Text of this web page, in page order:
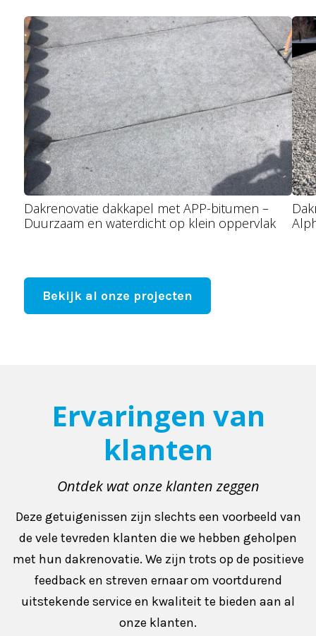
Dakrenovatie dakkapel met APP-bitumen –
Duurzaam en waterdicht op klein oppervlak
Bekijk al onze projecten
Ervaringen van
klanten
Ontdek wat onze klanten zeggen
Deze getuigenissen zijn slechts een voorbeeld van
de vele tevreden klanten die we hebben geholpen
met hun dakrenovatie. We zijn trots op de positieve
feedback en streven ernaar om voortdurend
uitstekende service en kwaliteit te bieden aan al
onze klanten.